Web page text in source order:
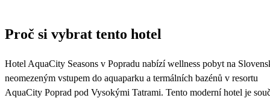
23
4 600
24 25 26
30
Proč si vybrat tento hotel
Hotel AquaCity Seasons v Popradu nabízí wellness pobyt na
neomezeným vstupem do aquaparku a termálních bazénů v resortu
AquaCity Poprad pod Vysokými Tatrami. Tento moderní hotel je